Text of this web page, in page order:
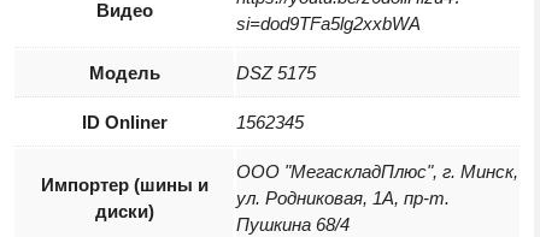
Видео
si=dod9TFa5lg2xxbWA
Модель DSZ 5175
ID Onliner 1562345
Импортер (шины и
диски)
ООО "МегаскладПлюс", г. Минск,
ул. Родниковая, 1А, пр-т.
Пушкина 68/4